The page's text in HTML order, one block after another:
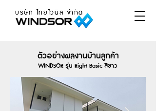
บริษัท ไทยไวนิล จำกัด
ตัวอย่างผลงานบ้านลูกค้า
WINDSOR รุ่น Right Basic สีขาว